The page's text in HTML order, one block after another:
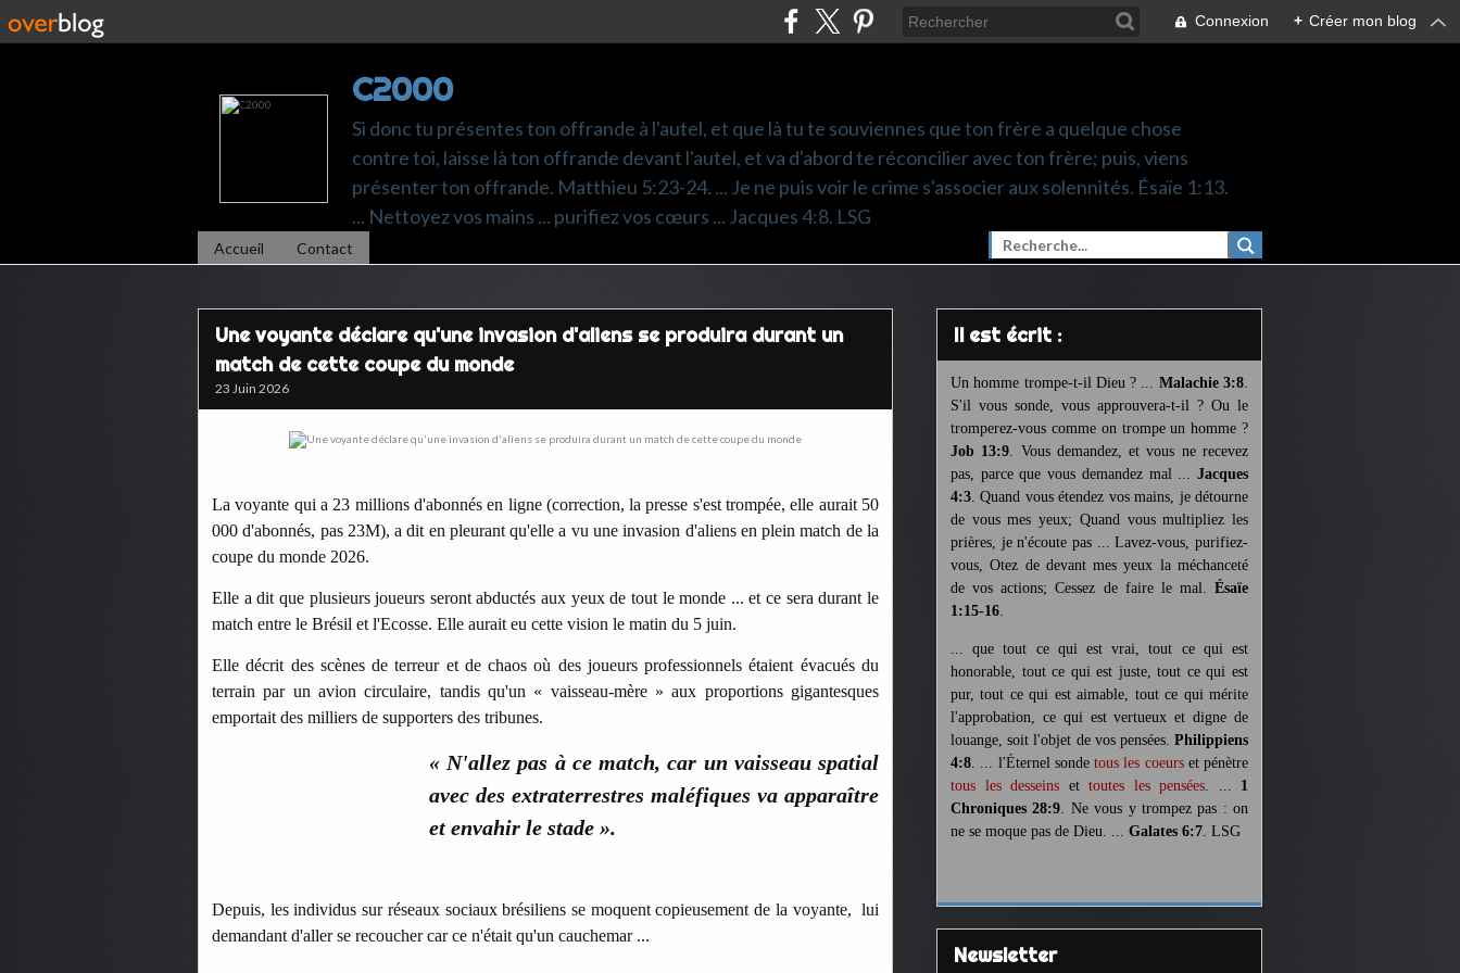
Connexion + Créer mon blog
C2000
Si donc tu présentes ton offrande à l'autel, et que là tu te souviennes que ton frère a quelque chose
contre toi, laisse là ton offrande devant l'autel, et va d'abord te réconcilier avec ton frère; puis, viens
présenter ton offrande. Matthieu 5:23-24. ... Je ne puis voir le crime s'associer aux solennités. Ésaïe 1:13.
... Nettoyez vos mains ... purifiez vos cœurs ... Jacques 4:8. LSG
Accueil Contact
Une voyante déclare qu'une invasion d'aliens se produira durant un
match de cette coupe du monde
23 Juin 2026
La voyante qui a 23 millions d'abonnés en ligne (correction, la presse s'est trompée, elle aurait 50
000 d'abonnés, pas 23M), a dit en pleurant qu'elle a vu une invasion d'aliens en plein match de la
coupe du monde 2026.
Elle a dit que plusieurs joueurs seront abductés aux yeux de tout le monde ... et ce sera durant le
match entre le Brésil et l'Ecosse. Elle aurait eu cette vision le matin du 5 juin.
Elle décrit des scènes de terreur et de chaos où des joueurs professionnels étaient évacués du
terrain par un avion circulaire, tandis qu'un « vaisseau-mère » aux proportions gigantesques
emportait des milliers de supporters des tribunes.
« N'allez pas à ce match, car un vaisseau spatial
avec des extraterrestres maléfiques va apparaître
et envahir le stade ».
Depuis, les individus sur réseaux sociaux brésiliens se moquent copieusement de la voyante, lui
demandant d'aller se recoucher car ce n'était qu'un cauchemar ...
Il est écrit :
Un homme trompe-t-il Dieu ? ... Malachie 3:8.
S'il vous sonde, vous approuvera-t-il ? Ou le
tromperez-vous comme on trompe un homme ?
Job 13:9. Vous demandez, et vous ne recevez
pas, parce que vous demandez mal ... Jacques
4:3. Quand vous étendez vos mains, je détourne
de vous mes yeux; Quand vous multipliez les
prières, je n'écoute pas ... Lavez-vous, purifiez-
vous, Otez de devant mes yeux la méchanceté
de vos actions; Cessez de faire le mal. Ésaïe
1:15-16.
... que tout ce qui est vrai, tout ce qui est
honorable, tout ce qui est juste, tout ce qui est
pur, tout ce qui est aimable, tout ce qui mérite
l'approbation, ce qui est vertueux et digne de
louange, soit l'objet de vos pensées. Philippiens
4:8. ... l'Éternel sonde tous les coeurset pénètre
tous les desseins et toutes les pensées. ... 1
Chroniques 28:9. Ne vous y trompez pas : on
ne se moque pas de Dieu. ... Galates 6:7. LSG
Newsletter